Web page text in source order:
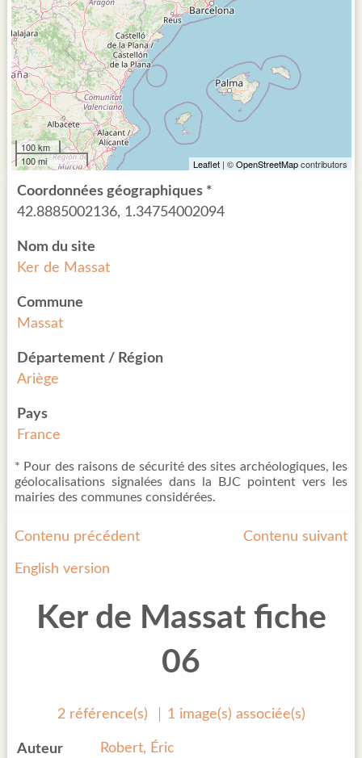
Contenu précédent Contenu suivant
English version
Ker de Massat fiche
06
2 référence(s) 1 image(s) associée(s)
Auteur Robert, Éric
100 km
100 mi
Leaflet| ©OpenStreetMapcontributors
Coordonnées géographiques *
42.8885002136, 1.34754002094
Nom du site
Ker de Massat
Commune
Massat
Département / Région
Ariège
Pays
France
* Pour des raisons de sécurité des sites archéologiques, les
géolocalisations signalées dans la BJC pointent vers les
mairies des communes considérées.